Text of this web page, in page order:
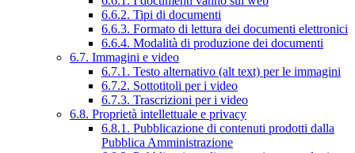
6.6.2. Tipi di documenti
6.6.3. Formato di lettura dei documenti elettronici
6.6.4. Modalità di produzione dei documenti
6.7. Immagini e video
6.7.1. Testo alternativo (alt text) per le immagini
6.7.2. Sottotitoli per i video
6.7.3. Trascrizioni per i video
6.8. Proprietà intellettuale e privacy
6.8.1. Pubblicazione di contenuti prodotti dalla
Pubblica Amministrazione